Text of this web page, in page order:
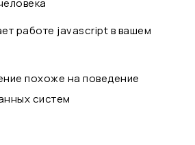
работе javascript в вашем
похоже на поведение
систем